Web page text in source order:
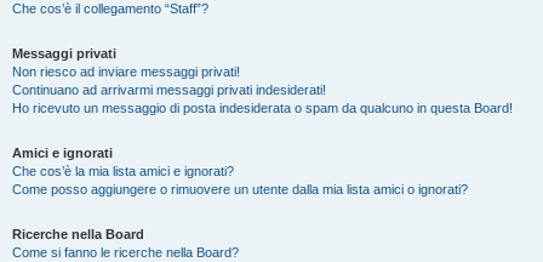
Che cos’è il collegamento “Staff”?
Messaggi privati
Non riesco ad inviare messaggi privati!
Continuano ad arrivarmi messaggi privati indesiderati!
Ho ricevuto un messaggio di posta indesiderata o spam da qualcuno in questa Board!
Amici e ignorati
Che cos’è la mia lista amici e ignorati?
Come posso aggiungere o rimuovere un utente dalla mia lista amici o ignorati?
Ricerche nella Board
Come si fanno le ricerche nella Board?